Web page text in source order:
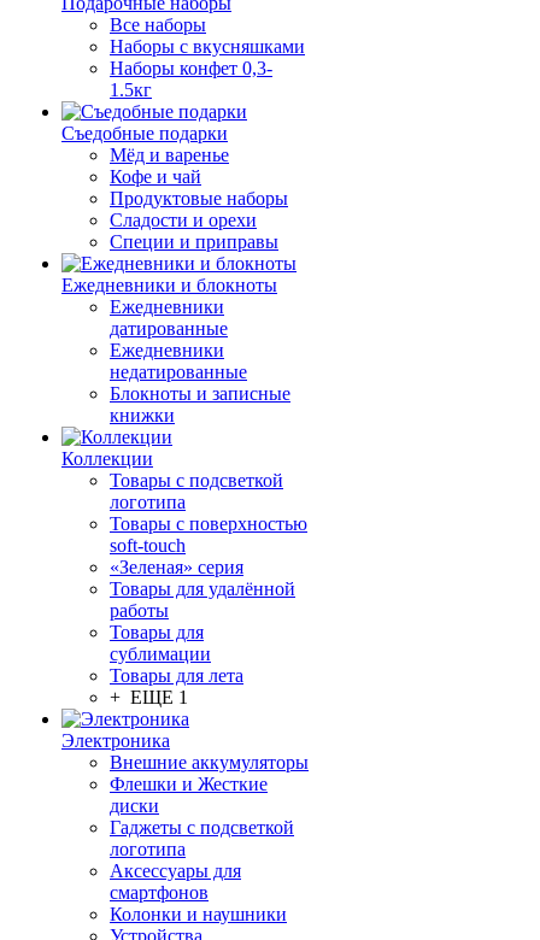
Все наборы
Наборы с вкусняшками
Наборы конфет 0,3-
1.5кг
Съедобные подарки
Мёд и варенье
Кофе и чай
Продуктовые наборы
Сладости и орехи
Специи и приправы
Ежедневники и блокноты
Ежедневники
датированные
Ежедневники
недатированные
Блокноты и записные
книжки
Коллекции
Товары с подсветкой
логотипа
Товары с поверхностью
soft-touch
«Зеленая» серия
Товары для удалённой
работы
Товары для
сублимации
Товары для лета
+ ЕЩЕ 1
Электроника
Внешние аккумуляторы
Флешки и Жесткие
диски
Гаджеты с подсветкой
логотипа
Аксессуары для
смартфонов
Колонки и наушники
Устройства